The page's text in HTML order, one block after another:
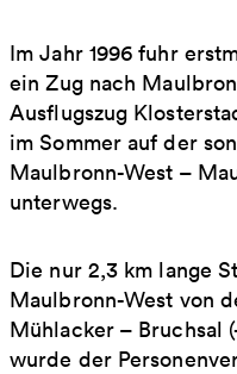
Im Jahr 1996 fuhr
ein Zug nach
Ausflugszug
im Sommer auf der
Maulbronn-West –
unterwegs.
Die nur 2,3 km lange
Maulbronn-West von
Mühlacker – Bruchsal
wurde der